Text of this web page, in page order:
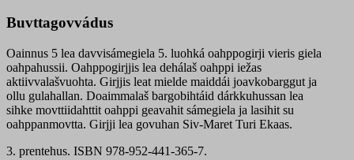
Buvttagovvádus
Oainnus 5 lea davvisámegiela 5. luohká oahppogirji vieris giela
oahpahussii. Oahppogirjjis lea dehálaš oahppi iežas
aktiivvalašvuohta. Girjjis leat mielde maiddái joavkobarggut ja
ollu gulahallan. Doaimmalaš bargobihtáid dárkkuhussan lea
sihke movttiidahttit oahppi geavahit sámegiela ja lasihit su
oahppanmovtta. Girjji lea govuhan Siv-Maret Turi Ekaas.
3. prentehus. ISBN 978-952-441-365-7.